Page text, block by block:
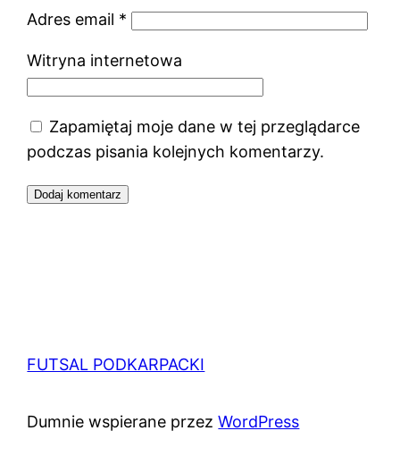
Adres email *
Witryna internetowa
Zapamiętaj moje dane w tej przeglądarce
podczas pisania kolejnych komentarzy.
FUTSAL PODKARPACKI
Dumnie wspierane przezWordPress